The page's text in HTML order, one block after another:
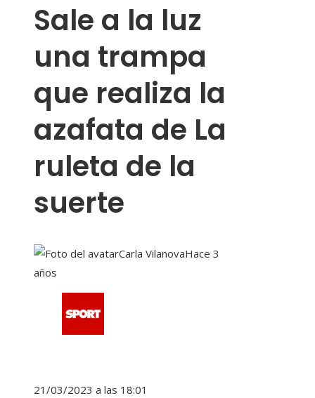
Sale a la luz
una trampa
que realiza la
azafata de La
ruleta de la
suerte
Carla VilanovaHace 3
años
21/03/2023 a las 18:01